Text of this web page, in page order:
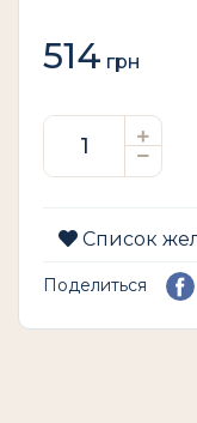
514 грн
Список
Поделиться